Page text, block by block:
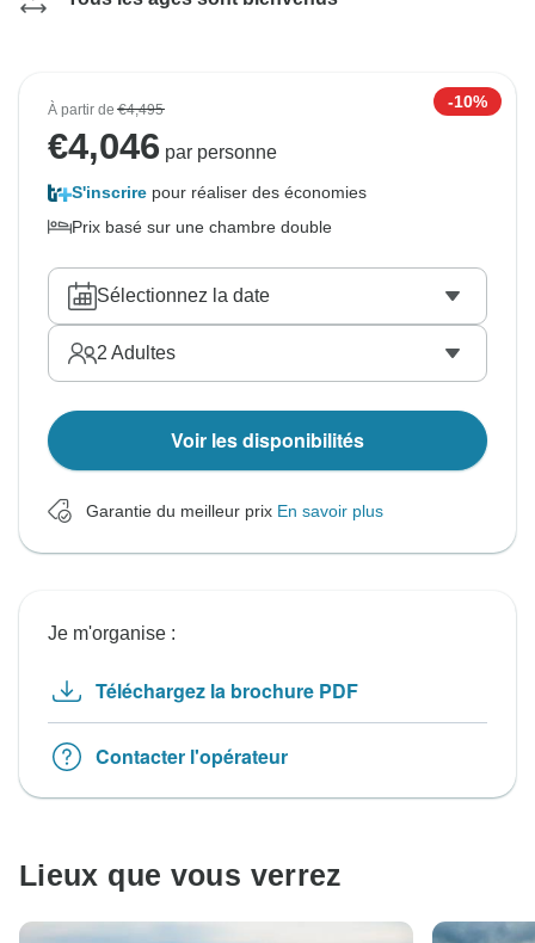
À partir de€4,495 -10%
€4,046 par personne
S'inscrire pour réaliser des économies
Prix basé sur une chambre double
Sélectionnez la date
2 Adultes
Voir les disponibilités
Garantie du meilleur prix En savoir plus
Je m'organise :
Téléchargez la brochure PDF
Contacter l'opérateur
Lieux que vous verrez